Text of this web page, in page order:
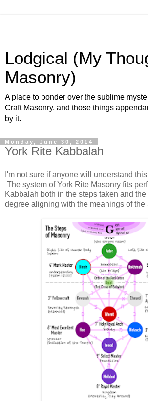
Lodgical (My
Masonry)
A place to ponder over the sublime
Craft Masonry, and those things
by it.
Monday, June 30, 2014
York Rite Kabbalah
I'm not sure if anyone will understand
The system of York Rite Masonry fits
Kabbalah both in the steps taken and the
degree aligning with the meanings of the